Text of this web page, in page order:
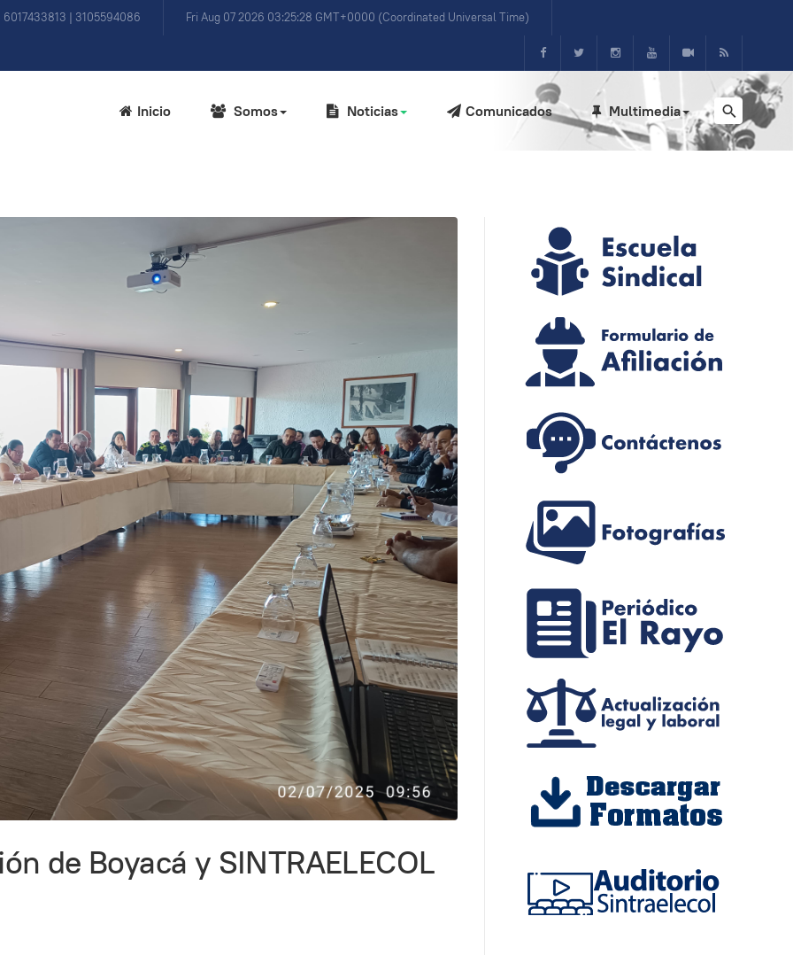
6017433813 | 3105594086 Fri Aug 07 2026 03:25:28 GMT+0000 (Coordinated Universal Time)
Inicio Somos Noticias Comunicados Multimedia
de Boyacá y SINTRAELECOL